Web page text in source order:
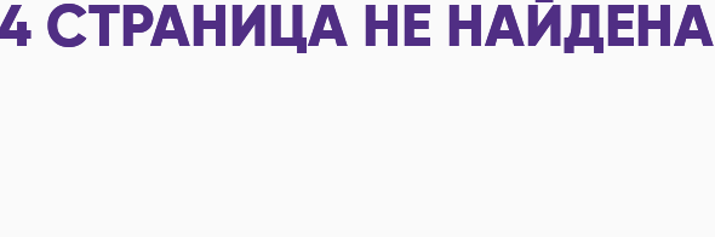
СТРАНИЦА НЕ НАЙДЕНА